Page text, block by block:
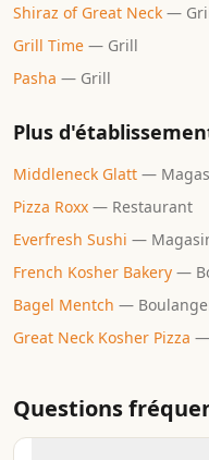
Shiraz of Great Neck —
Grill Time — Grill
Pasha — Grill
Plus
Middleneck Glatt —
Pizza Roxx — Restaurant
Everfresh Sushi —
French Kosher Bakery —
Bagel Mentch —
Great Neck Kosher Pizza —
Questions